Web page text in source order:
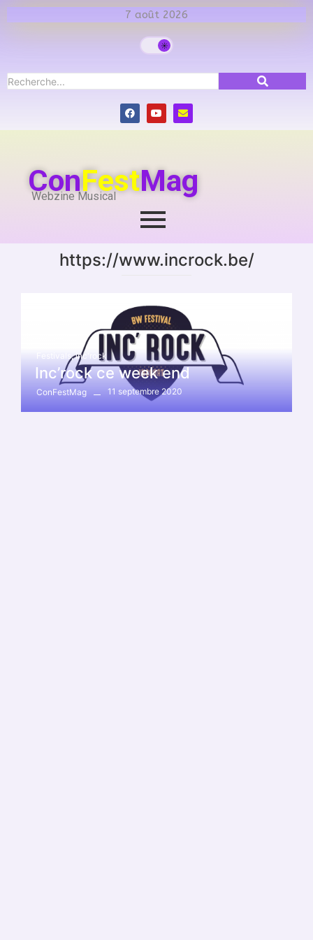
7 août 2026
ConFestMag
Webzine Musical
https://www.incrock.be/
Festivals, inc'rock
Inc’rock ce week end
ConFestMag 11 septembre 2020